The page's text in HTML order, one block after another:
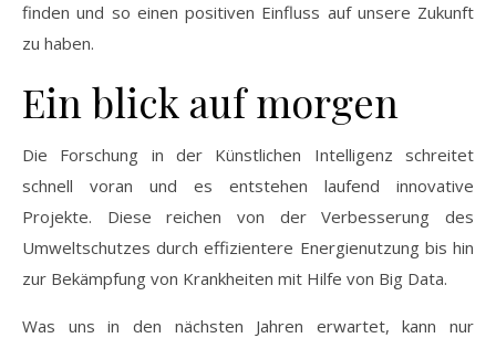
finden und so einen positiven Einfluss auf unsere Zukunft
zu haben.
Ein blick auf morgen
Die Forschung in der Künstlichen Intelligenz schreitet
schnell voran und es entstehen laufend innovative
Projekte. Diese reichen von der Verbesserung des
Umweltschutzes durch effizientere Energienutzung bis hin
zur Bekämpfung von Krankheiten mit Hilfe von Big Data.
Was uns in den nächsten Jahren erwartet, kann nur